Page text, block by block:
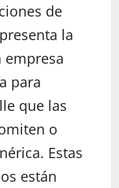
de
la
empresa
para
que las
o
Estas
están